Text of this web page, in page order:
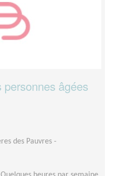
âgées
des Pauvres -